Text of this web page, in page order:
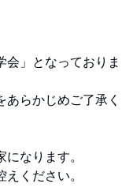
会」となっておりま
らかじめご了承く
なります。
ください。